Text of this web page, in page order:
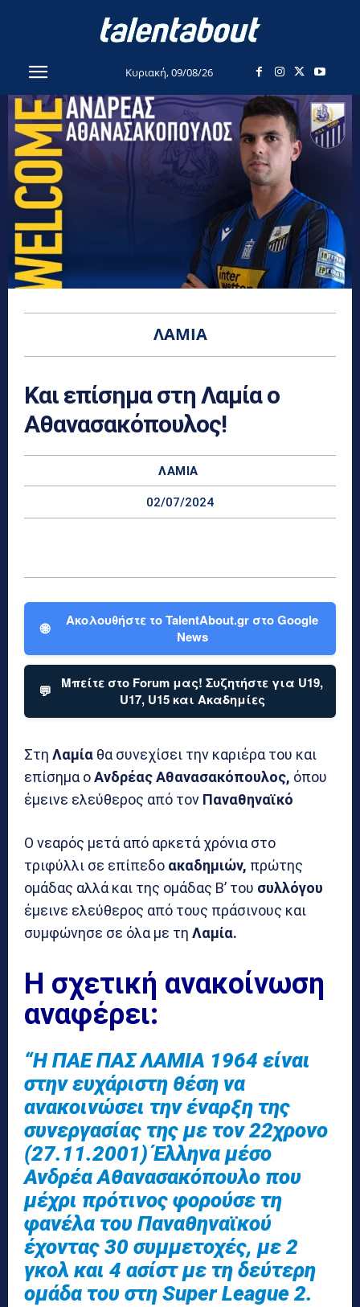
Κυριακή, 09/08/26
ΛΑΜΊΑ
Και επίσημα στη Λαμία ο
Αθανασακόπουλος!
ΛΑΜΊΑ
02/07/2024
🌐
Ακολουθήστε το TalentAbout.gr στο Google
News
💬
Μπείτε στο Forum μας! Συζητήστε για U19,
U17, U15 και Ακαδημίες
Στη Λαμία θα συνεχίσει την καριέρα του και
επίσημα οΑνδρέας Αθανασακόπουλος, όπου
έμεινε ελεύθερος από τον Παναθηναϊκό
Ο νεαρός μετά από αρκετά χρόνια στο
τριφύλλι σε επίπεδο ακαδημιών, πρώτης
ομάδας αλλά και της ομάδας Β’ του συλλόγου
έμεινε ελεύθερος από τους πράσινους και
συμφώνησε σε όλα με τη Λαμία.
Η σχετική ανακοίνωση
αναφέρει:
“Η ΠΑΕ ΠΑΣ ΛΑΜΙΑ 1964 είναι
στην ευχάριστη θέση να
ανακοινώσει την έναρξη της
συνεργασίας της με τον 22χρονο
(27.11.2001) Έλληνα μέσο
Ανδρέα Αθανασακόπουλο που
μέχρι πρότινος φορούσε τη
φανέλα του Παναθηναϊκού
έχοντας 30 συμμετοχές, με 2
γκολ και 4 ασίστ με τη δεύτερη
ομάδα του στη Super League 2.